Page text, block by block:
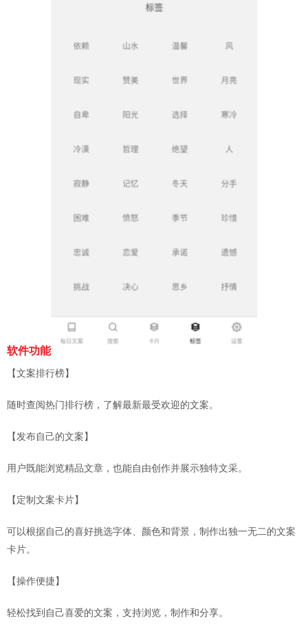
软件功能
【文案排行榜】
随时查阅热门排行榜，了解最新最受欢迎的文案。
【发布自己的文案】
用户既能浏览精品文章，也能自由创作并展示独特文采。
【定制文案卡片】
可以根据自己的喜好挑选字体、颜色和背景，制作出独一无二的文案
卡片。
【操作便捷】
轻松找到自己喜爱的文案，支持浏览，制作和分享。